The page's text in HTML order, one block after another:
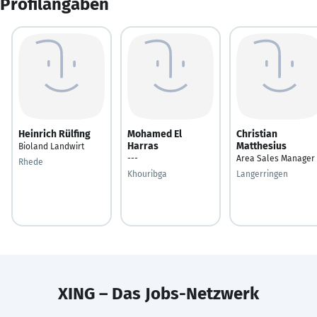
Heinrich Rülfing
Bioland Landwirt
Rhede
Mohamed El
Harras
---
Khouribga
Christian
Matthesius
Area Sales Manager
Langerringen
XING – Das Jobs-Netzwerk